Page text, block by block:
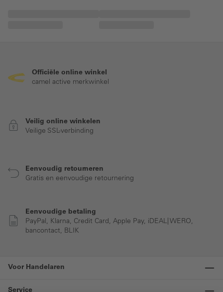
Officiële online winkel
camel active merkwinkel
Veilig online winkelen
Veilige SSL-verbinding
Eenvoudig retourneren
Gratis en eenvoudige retournering
Eenvoudige betaling
PayPal, Klarna, Credit Card, Apple Pay, iDEAL| WERO,
bancontact, BLIK
Voor Handelaren
Service